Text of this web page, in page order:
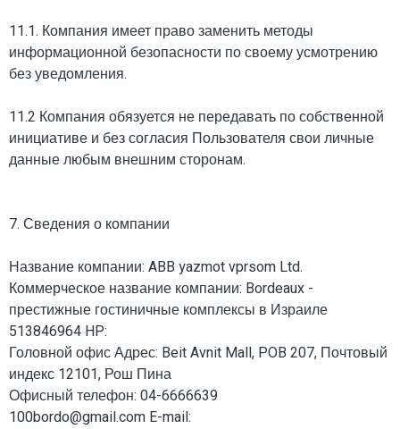
11.1. Компания имеет право заменить методы
информационной безопасности по своему усмотрению
без уведомления.
11.2 Компания обязуется не передавать по собственной
инициативе и без согласия Пользователя свои личные
данные любым внешним сторонам.
7. Сведения о компании
Название компании: ABB yazmot vprsom Ltd.
Коммерческое название компании: Bordeaux -
престижные гостиничные комплексы в Израиле
513846964 HP:
Головной офис Адрес: Beit Avnit Mall, POB 207, Почтовый
индекс 12101, Рош Пина
Офисный телефон: 04-6666639
100bordo@gmail.com E-mail: